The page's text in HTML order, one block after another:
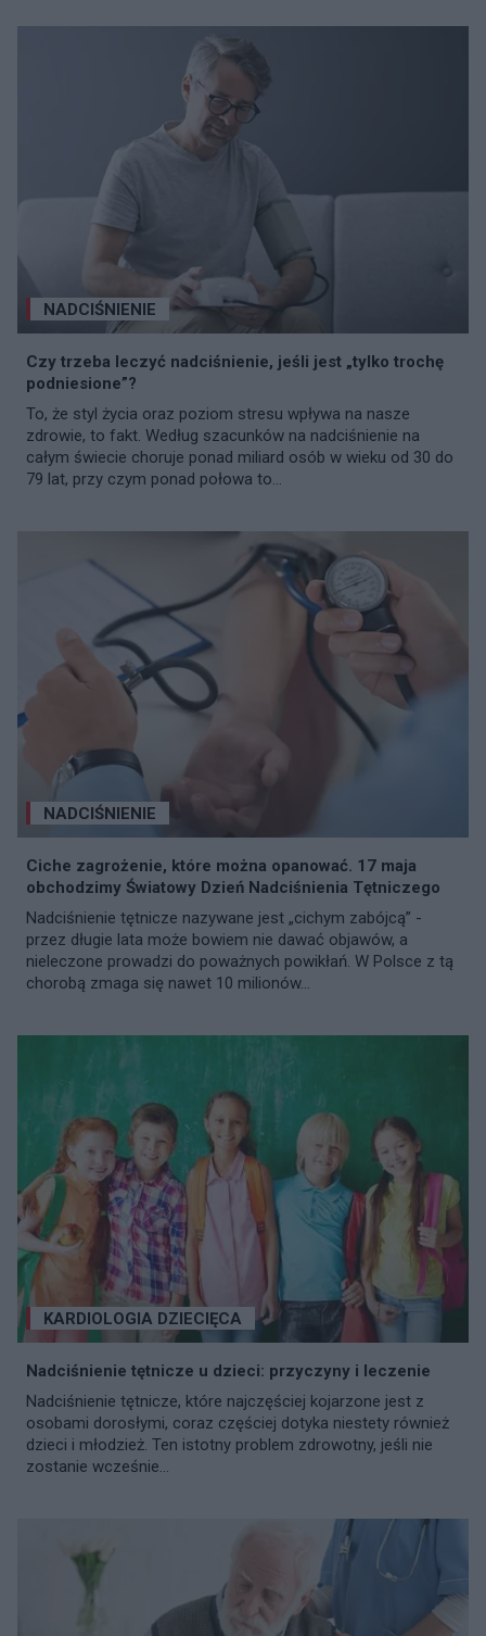
NADCIŚNIENIE
Czy trzeba leczyć nadciśnienie, jeśli jest „tylko trochę
podniesione”?
To, że styl życia oraz poziom stresu wpływa na nasze
zdrowie, to fakt. Według szacunków na nadciśnienie na
całym świecie choruje ponad miliard osób w wieku od 30 do
79 lat, przy czym ponad połowa to...
NADCIŚNIENIE
Ciche zagrożenie, które można opanować. 17 maja
obchodzimy Światowy Dzień Nadciśnienia Tętniczego
Nadciśnienie tętnicze nazywane jest „cichym zabójcą” -
przez długie lata może bowiem nie dawać objawów, a
nieleczone prowadzi do poważnych powikłań. W Polsce z tą
chorobą zmaga się nawet 10 milionów...
KARDIOLOGIA DZIECIĘCA
Nadciśnienie tętnicze u dzieci: przyczyny i leczenie
Nadciśnienie tętnicze, które najczęściej kojarzone jest z
osobami dorosłymi, coraz częściej dotyka niestety również
dzieci i młodzież. Ten istotny problem zdrowotny, jeśli nie
zostanie wcześnie...